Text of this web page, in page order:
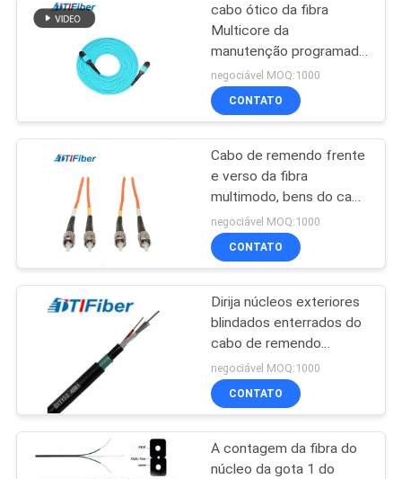
PEÇA
UMAS
CITAÇÕES
MAPA
PRIVACY
POLICY
cabo ótico da fibra
Multicore da
manutenção programada
do milímetro do cabo de
remendo da fibra
multimodo do
3M
negociável MOQ:1000
CONTATO
Cabo de remendo frente
e verso da fibra
multimodo, bens do cabo
ótico da fibra de
62.5/125 ST/ST
negociável MOQ:1000
CONTATO
Dirija núcleos exteriores
blindados enterrados do
cabo de remendo
GYTY53 da fibra
multimodo 2-288
negociável MOQ:1000
CONTATO
A contagem da fibra do
núcleo da gota 1 do